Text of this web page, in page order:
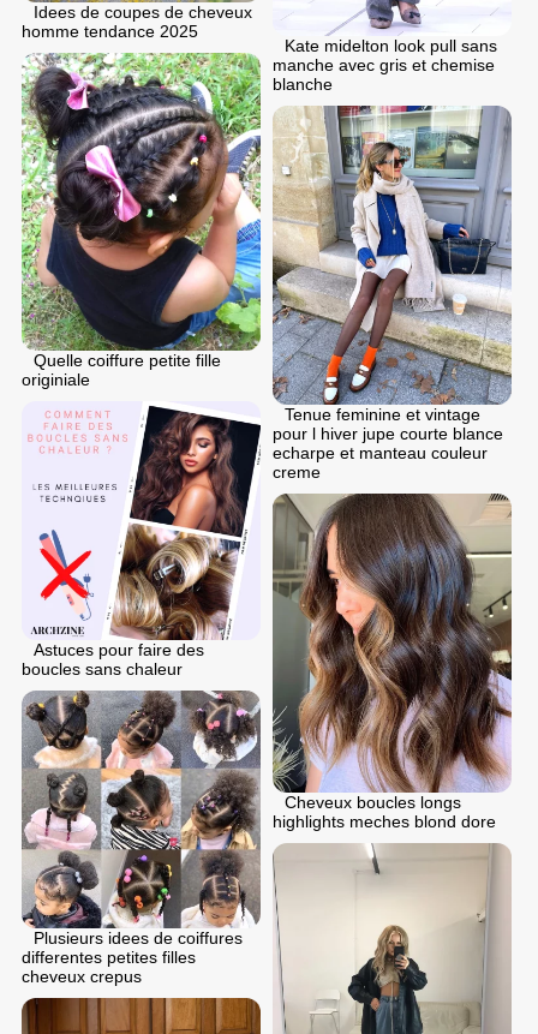
Kate midelton look pull sans
manche avec gris et chemise
blanche
Idees de coupes de cheveux
homme tendance 2025
Quelle coiffure petite fille
originiale
Tenue feminine et vintage
pour l hiver jupe courte blance
echarpe et manteau couleur
creme
Astuces pour faire des
boucles sans chaleur
Cheveux boucles longs
highlights meches blond dore
Plusieurs idees de coiffures
differentes petites filles
cheveux crepus